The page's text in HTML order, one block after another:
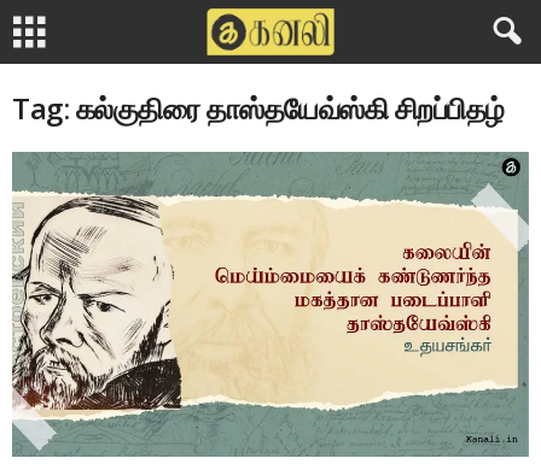
Tag: கல்குதிரை தாஸ்தயேவ்ஸ்கி சிறப்பிதழ்